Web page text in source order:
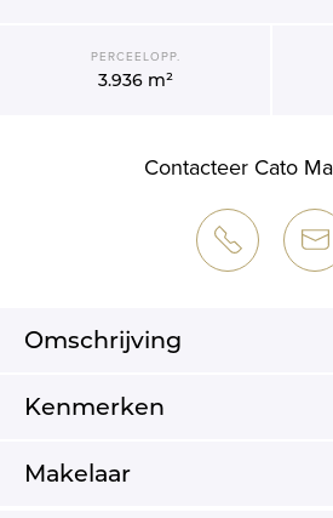
PERCEELOPP.
3.936 m²
Contacteer Cato
Omschrijving
Kenmerken
Makelaar